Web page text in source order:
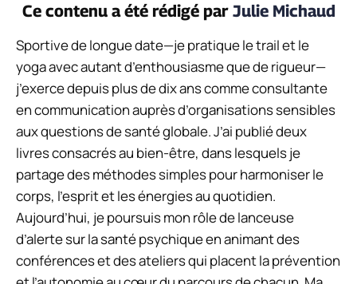
Ce contenu a été rédigé par Julie Michaud
Sportive de longue date—je pratique le trail et le
yoga avec autant d’enthousiasme que de rigueur—
j’exerce depuis plus de dix ans comme consultante
en communication auprès d’organisations sensibles
aux questions de santé globale. J’ai publié deux
livres consacrés au bien-être, dans lesquels je
partage des méthodes simples pour harmoniser le
corps, l’esprit et les énergies au quotidien.
Aujourd’hui, je poursuis mon rôle de lanceuse
d’alerte sur la santé psychique en animant des
conférences et des ateliers qui placent la prévention